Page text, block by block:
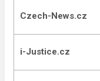
Czech-News.cz
i-Justice.cz